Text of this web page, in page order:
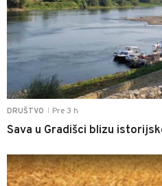
DRUŠTVO Pre 3 h
Sava u Gradišci blizu